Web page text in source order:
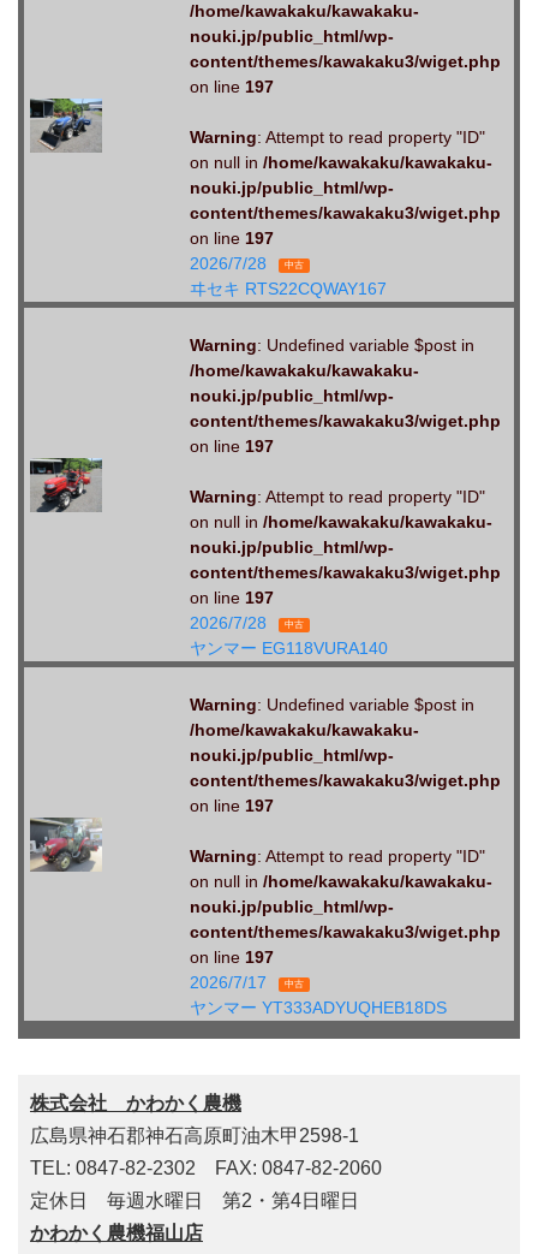
/home/kawakaku/kawakaku-
nouki.jp/public_html/wp-
content/themes/kawakaku3/wiget.php
on line 197
Warning: Attempt to read property "ID"
on null in /home/kawakaku/kawakaku-
nouki.jp/public_html/wp-
content/themes/kawakaku3/wiget.php
on line 197
2026/7/28
中古
ヰセキ RTS22CQWAY167
Warning: Undefined variable $post in
/home/kawakaku/kawakaku-
nouki.jp/public_html/wp-
content/themes/kawakaku3/wiget.php
on line 197
Warning: Attempt to read property "ID"
on null in /home/kawakaku/kawakaku-
nouki.jp/public_html/wp-
content/themes/kawakaku3/wiget.php
on line 197
2026/7/28
中古
ヤンマー EG118VURA140
Warning: Undefined variable $post in
/home/kawakaku/kawakaku-
nouki.jp/public_html/wp-
content/themes/kawakaku3/wiget.php
on line 197
Warning: Attempt to read property "ID"
on null in /home/kawakaku/kawakaku-
nouki.jp/public_html/wp-
content/themes/kawakaku3/wiget.php
on line 197
2026/7/17
中古
ヤンマー YT333ADYUQHEB18DS
株式会社 かわかく農機
広島県神石郡神石高原町油木甲2598-1
TEL: 0847-82-2302 FAX: 0847-82-2060
定休日 毎週水曜日 第2・第4日曜日
かわかく農機福山店